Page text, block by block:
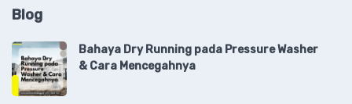
Blog
Bahaya Dry Running pada Pressure Washer
& Cara Mencegahnya